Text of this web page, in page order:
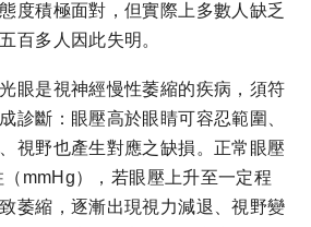
度積極面對，但實際上多數人缺乏
百多人因此失明。
眼是視神經慢性萎縮的疾病，須符
診斷：眼壓高於眼睛可容忍範圍、
視野也產生對應之缺損。正常眼壓
mmHg），若眼壓上升至一定程
萎縮，逐漸出現視力減退、視野變